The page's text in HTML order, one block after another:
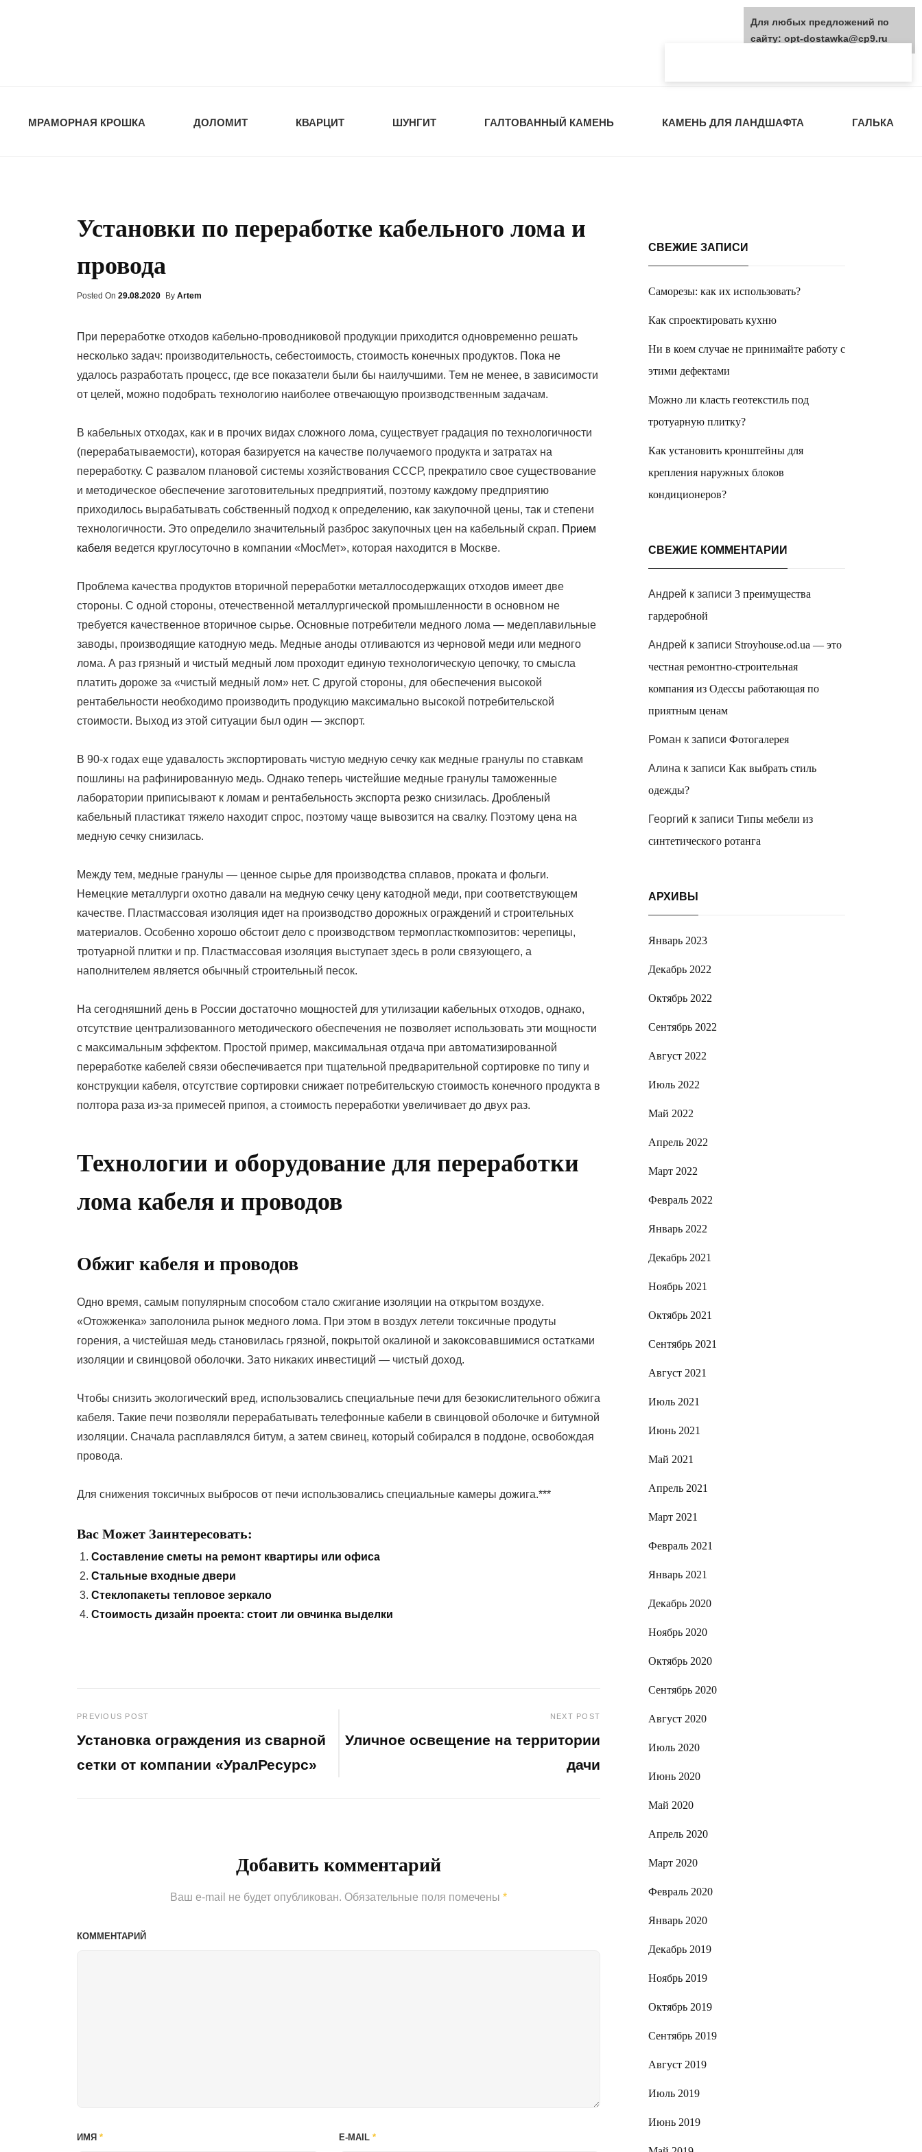
МРАМОРНАЯ КРОШКА ДОЛОМИТ КВАРЦИТ ШУНГИТ ГАЛТОВАННЫЙ КАМЕНЬ КАМЕНЬ ДЛЯ ЛАНДШАФТА ГАЛЬКА
Установки по переработке кабельного лома и
провода
Posted On Posted
29.08.2020 By Artem
При переработке отходов кабельно-проводниковой продукции приходится одновременно решать
несколько задач: производительность, себестоимость, стоимость конечных продуктов. Пока не
удалось разработать процесс, где все показатели были бы наилучшими. Тем не менее, в зависимости
от целей, можно подобрать технологию наиболее отвечающую производственным задачам.
В кабельных отходах, как и в прочих видах сложного лома, существует градация по технологичности
(перерабатываемости), которая базируется на качестве получаемого продукта и затратах на
переработку. С развалом плановой системы хозяйствования СССР, прекратило свое существование
и методическое обеспечение заготовительных предприятий, поэтому каждому предприятию
приходилось вырабатывать собственный подход к определению, как закупочной цены, так и степени
технологичности. Это определило значительный разброс закупочных цен на кабельный скрап. Прием
кабеля ведется круглосуточно в компании «МосМет», которая находится в Москве.
Проблема качества продуктов вторичной переработки металлосодержащих отходов имеет две
стороны. С одной стороны, отечественной металлургической промышленности в основном не
требуется качественное вторичное сырье. Основные потребители медного лома — медеплавильные
заводы, производящие катодную медь. Медные аноды отливаются из черновой меди или медного
лома. А раз грязный и чистый медный лом проходит единую технологическую цепочку, то смысла
платить дороже за «чистый медный лом» нет. С другой стороны, для обеспечения высокой
рентабельности необходимо производить продукцию максимально высокой потребительской
стоимости. Выход из этой ситуации был один — экспорт.
В 90-х годах еще удавалость экспортировать чистую медную сечку как медные гранулы по ставкам
пошлины на рафинированную медь. Однако теперь чистейшие медные гранулы таможенные
лаборатории приписывают к ломам и рентабельность экспорта резко снизилась. Дробленый
кабельный пластикат тяжело находит спрос, поэтому чаще вывозится на свалку. Поэтому цена на
медную сечку снизилась.
Между тем, медные гранулы — ценное сырье для производства сплавов, проката и фольги.
Немецкие металлурги охотно давали на медную сечку цену катодной меди, при соответствующем
качестве. Пластмассовая изоляция идет на производство дорожных ограждений и строительных
материалов. Особенно хорошо обстоит дело с производством термопласткомпозитов: черепицы,
тротуарной плитки и пр. Пластмассовая изоляция выступает здесь в роли связующего, а
наполнителем является обычный строительный песок.
На сегодняшний день в России достаточно мощностей для утилизации кабельных отходов, однако,
отсутствие централизованного методического обеспечения не позволяет использовать эти мощности
с максимальным эффектом. Простой пример, максимальная отдача при автоматизированной
переработке кабелей связи обеспечивается при тщательной предварительной сортировке по типу и
конструкции кабеля, отсутствие сортировки снижает потребительскую стоимость конечного продукта в
полтора раза из-за примесей припоя, а стоимость переработки увеличивает до двух раз.
Технологии и оборудование для переработки
лома кабеля и проводов
Обжиг кабеля и проводов
Одно время, самым популярным способом стало сжигание изоляции на открытом воздухе.
«Отожженка» заполонила рынок медного лома. При этом в воздух летели токсичные продуты
горения, а чистейшая медь становилась грязной, покрытой окалиной и закоксовавшимися остатками
изоляции и свинцовой оболочки. Зато никаких инвестиций — чистый доход.
Чтобы снизить экологический вред, использовались специальные печи для безокислительного обжига
кабеля. Такие печи позволяли перерабатывать телефонные кабели в свинцовой оболочке и битумной
изоляции. Сначала расплавлялся битум, а затем свинец, который собирался в поддоне, освобождая
провода.
Для снижения токсичных выбросов от печи использовались специальные камеры дожига.***
Вас Может Заинтересовать:
Составление сметы на ремонт квартиры или офиса
Стальные входные двери
Стеклопакеты тепловое зеркало
Стоимость дизайн проекта: стоит ли овчинка выделки
Навигация
по
PREVIOUS POST
Установка ограждения из сварной
сетки от компании «УралРесурс»
NEXT POST
Уличное освещение на территории
дачи
Добавить комментарий
Ваш e-mail не будет опубликован. Обязательные поля помечены *
КОММЕНТАРИЙ
ИМЯ * E-MAIL *
СВЕЖИЕ ЗАПИСИ
Саморезы: как их использовать?
Как спроектировать кухню
Ни в коем случае не принимайте работу с
этими дефектами
Можно ли класть геотекстиль под
тротуарную плитку?
Как установить кронштейны для
крепления наружных блоков
кондиционеров?
СВЕЖИЕ КОММЕНТАРИИ
Андрей к записи 3 преимущества
гардеробной
Андрей к записи Stroyhouse.od.ua — это
честная ремонтно-строительная
компания из Одессы работающая по
приятным ценам
Роман к записи Фотогалерея
Алина к записи Как выбрать стиль
одежды?
Георгий к записи Типы мебели из
синтетического ротанга
АРХИВЫ
Январь 2023
Декабрь 2022
Октябрь 2022
Сентябрь 2022
Август 2022
Июль 2022
Май 2022
Апрель 2022
Март 2022
Февраль 2022
Январь 2022
Декабрь 2021
Ноябрь 2021
Октябрь 2021
Сентябрь 2021
Август 2021
Июль 2021
Июнь 2021
Май 2021
Апрель 2021
Март 2021
Февраль 2021
Январь 2021
Декабрь 2020
Ноябрь 2020
Октябрь 2020
Сентябрь 2020
Август 2020
Июль 2020
Июнь 2020
Май 2020
Апрель 2020
Март 2020
Февраль 2020
Январь 2020
Декабрь 2019
Ноябрь 2019
Октябрь 2019
Сентябрь 2019
Август 2019
Июль 2019
Июнь 2019
Для любых предложений по
сайту: opt-dostawka@cp9.ru